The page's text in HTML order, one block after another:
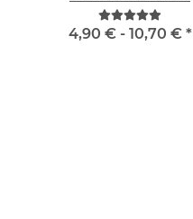
Evakuierungshelfer Warnweste
in 10 größen
4,90 € - 10,70 € *